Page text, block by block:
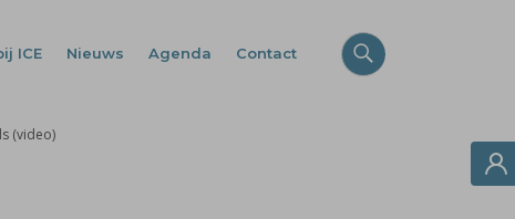
ICE Nieuws Agenda Contact
(video)